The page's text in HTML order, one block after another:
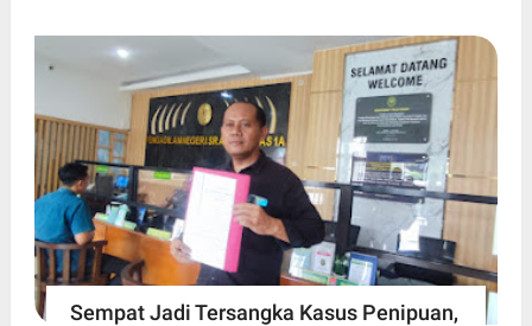
Sempat Jadi Tersangka Kasus Penipuan,